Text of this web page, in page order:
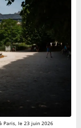
Paris, le 23 juin 2026